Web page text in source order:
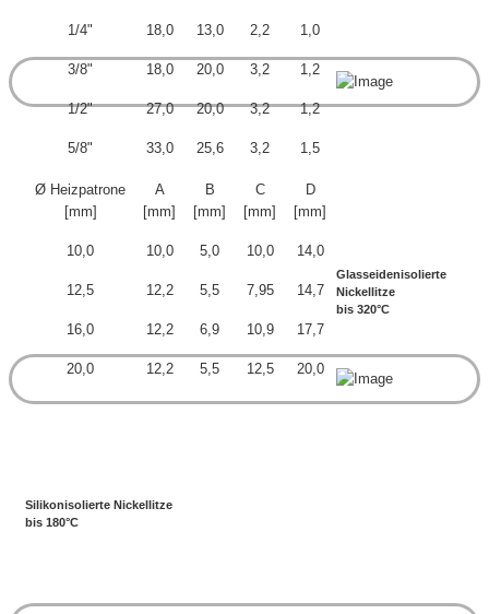
1/4" 18,0 13,0 2,2 1,0
3/8" 18,0 20,0 3,2 1,2
1/2" 27,0 20,0 3,2 1,2
5/8" 33,0 25,6 3,2 1,5
Ø Heizpatrone
[mm]
A
[mm]
B
[mm]
C
[mm]
D
[mm]
10,0 10,0 5,0 10,0 14,0
12,5 12,2 5,5 7,95 14,7
16,0 12,2 6,9 10,9 17,7
20,0 12,2 5,5 12,5 20,0
Glasseidenisolierte
Nickellitze
bis 320°C
Silikonisolierte Nickellitze
bis 180°C